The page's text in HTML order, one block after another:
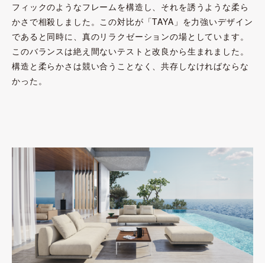
フィックのようなフレームを構造し、それを誘うような柔ら
かさで相殺しました。この対比が「TAYA」を力強いデザイン
であると同時に、真のリラクゼーションの場としています。
このバランスは絶え間ないテストと改良から生まれました。
構造と柔らかさは競い合うことなく、共存しなければならな
かった。